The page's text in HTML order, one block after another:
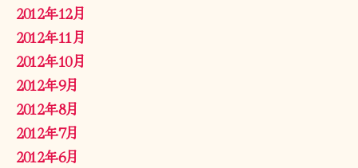
2012年12月
2012年11月
2012年10月
2012年9月
2012年8月
2012年7月
2012年6月